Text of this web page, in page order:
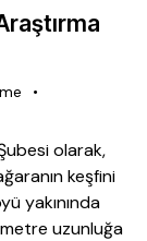
olarak,
keşfini
yakınında
uzunluğa